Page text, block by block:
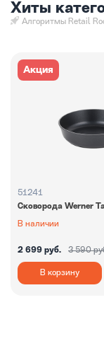
Хиты
Алгоритмы Retail
Акция
51241
Сковорода Werner
В наличии
2 699 руб. 3 590
В корзину